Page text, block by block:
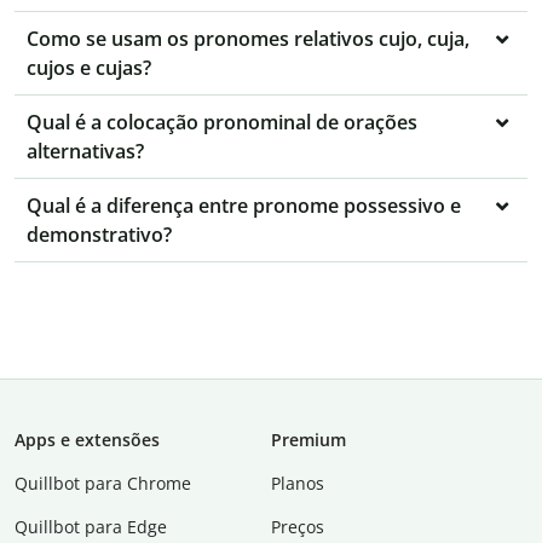
Como se usam os pronomes relativos cujo, cuja,
cujos e cujas?
Qual é a colocação pronominal de orações
alternativas?
Qual é a diferença entre pronome possessivo e
demonstrativo?
Apps e extensões
Quillbot para Chrome
Quillbot para Edge
Premium
Planos
Preços